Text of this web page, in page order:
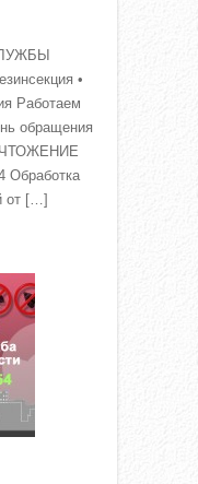
•
Работаем
обращения
Обработка
от […]